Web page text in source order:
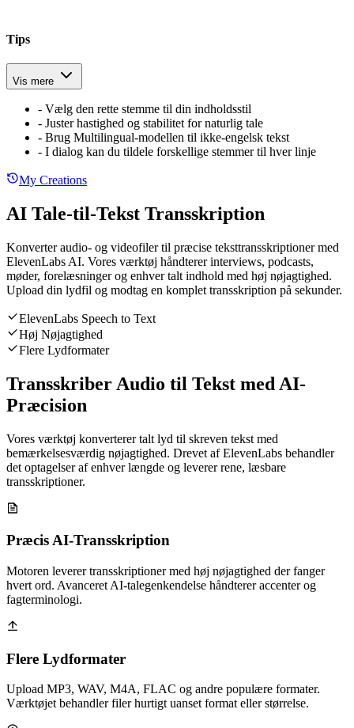
Tips
Vis mere
- Vælg den rette stemme til din indholdsstil
- Juster hastighed og stabilitet for naturlig tale
- Brug Multilingual-modellen til ikke-engelsk tekst
- I dialog kan du tildele forskellige stemmer til hver linje
My Creations
AI Tale-til-Tekst Transskription
Konverter audio- og videofiler til præcise teksttransskriptioner med
ElevenLabs AI. Vores værktøj håndterer interviews, podcasts,
møder, forelæsninger og enhver talt indhold med høj nøjagtighed.
Upload din lydfil og modtag en komplet transskription på sekunder.
ElevenLabs Speech to Text
Høj Nøjagtighed
Flere Lydformater
Transskriber Audio til Tekst med AI-
Præcision
Vores værktøj konverterer talt lyd til skreven tekst med
bemærkelsesværdig nøjagtighed. Drevet af ElevenLabs behandler
det optagelser af enhver længde og leverer rene, læsbare
transskriptioner.
Præcis AI-Transskription
Motoren leverer transskriptioner med høj nøjagtighed der fanger
hvert ord. Avanceret AI-talegenkendelse håndterer accenter og
fagterminologi.
Flere Lydformater
Upload MP3, WAV, M4A, FLAC og andre populære formater.
Værktøjet behandler filer hurtigt uanset format eller størrelse.